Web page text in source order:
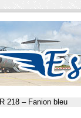
218 – Fanion bleu